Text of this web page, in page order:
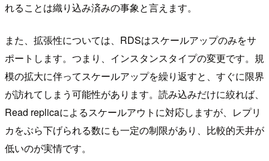
れることは織り込み済みの事象と言えます。
また、拡張性については、RDSはスケールアップのみをサ
ポートします。つまり、インスタンスタイプの変更です。規
模の拡大に伴ってスケールアップを繰り返すと、すぐに限界
が訪れてしまう可能性があります。読み込みだけに絞れば、
Read replicaによるスケールアウトに対応しますが、レプリ
カをぶら下げられる数にも一定の制限があり、比較的天井が
低いのが実情です。